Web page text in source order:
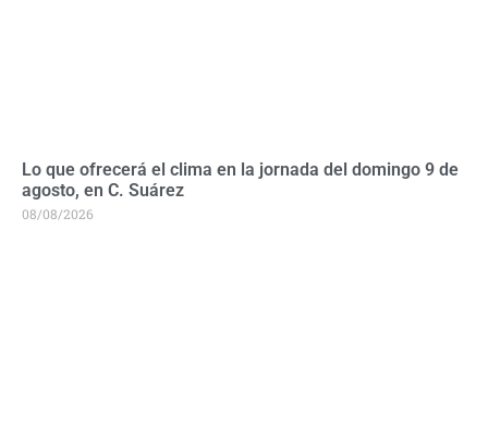
Lo que ofrecerá el clima en la jornada del domingo 9 de
agosto, en C. Suárez
08/08/2026